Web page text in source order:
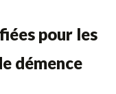
pour les
démence